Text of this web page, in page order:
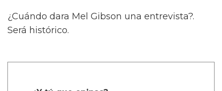
¿Cuándo dara Mel Gibson una entrevista?.
Será histórico.